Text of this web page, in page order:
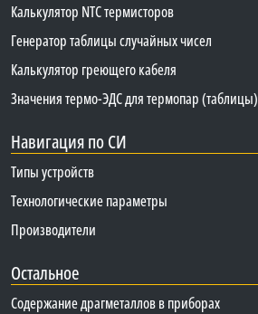
Калькулятор NTC термисторов
Генератор таблицы случайных чисел
Калькулятор греющего кабеля
Значения термо-ЭДС для термопар (таблицы)
Навигация по СИ
Типы устройств
Технологические параметры
Производители
Остальное
Содержание драгметаллов в приборах